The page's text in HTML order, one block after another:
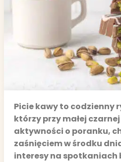
Picie kawy to codzienny
którzy przy małej
aktywności o poranku,
zaśnięciem w środku
interesy na spotkaniach